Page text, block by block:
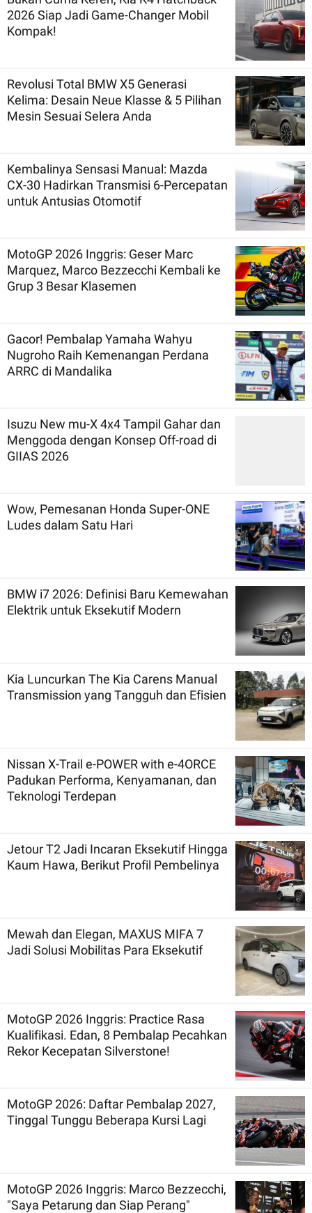
2026 Siap Jadi Game-Changer Mobil
Kompak!
Revolusi Total BMW X5 Generasi
Kelima: Desain Neue Klasse & 5 Pilihan
Mesin Sesuai Selera Anda
Kembalinya Sensasi Manual: Mazda
CX-30 Hadirkan Transmisi 6-Percepatan
untuk Antusias Otomotif
MotoGP 2026 Inggris: Geser Marc
Marquez, Marco Bezzecchi Kembali ke
Grup 3 Besar Klasemen
Gacor! Pembalap Yamaha Wahyu
Nugroho Raih Kemenangan Perdana
ARRC di Mandalika
Isuzu New mu-X 4x4 Tampil Gahar dan
Menggoda dengan Konsep Off-road di
GIIAS 2026
Wow, Pemesanan Honda Super-ONE
Ludes dalam Satu Hari
BMW i7 2026: Definisi Baru Kemewahan
Elektrik untuk Eksekutif Modern
Kia Luncurkan The Kia Carens Manual
Transmission yang Tangguh dan Efisien
Nissan X-Trail e-POWER with e-4ORCE
Padukan Performa, Kenyamanan, dan
Teknologi Terdepan
Jetour T2 Jadi Incaran Eksekutif Hingga
Kaum Hawa, Berikut Profil Pembelinya
Mewah dan Elegan, MAXUS MIFA 7
Jadi Solusi Mobilitas Para Eksekutif
MotoGP 2026 Inggris: Practice Rasa
Kualifikasi. Edan, 8 Pembalap Pecahkan
Rekor Kecepatan Silverstone!
MotoGP 2026: Daftar Pembalap 2027,
Tinggal Tunggu Beberapa Kursi Lagi
MotoGP 2026 Inggris: Marco Bezzecchi,
"Saya Petarung dan Siap Perang"